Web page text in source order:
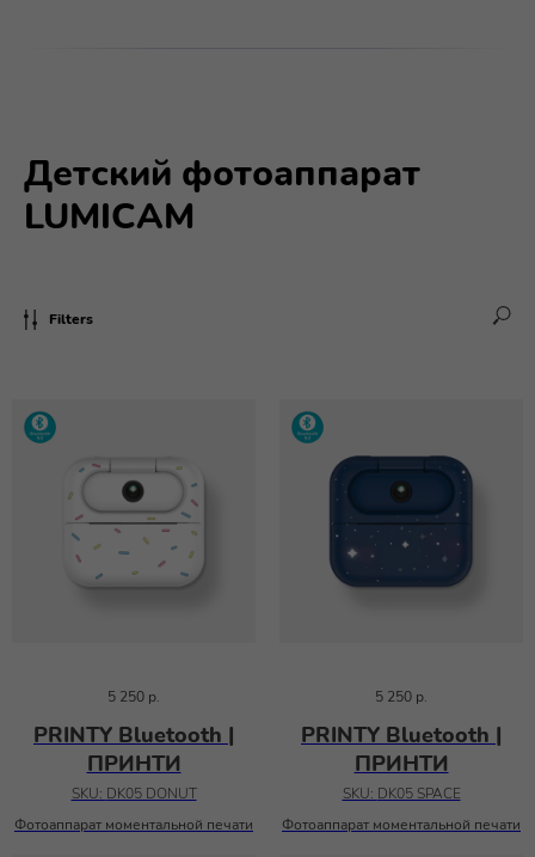
Детский фотоаппарат
LUMICAM
Filters
5 250 р.
PRINTY Bluetooth |
ПРИНТИ
SKU: DK05 DONUT
Фотоаппарат моментальной печати
5 250 р.
PRINTY Bluetooth |
ПРИНТИ
SKU: DK05 SPACE
Фотоаппарат моментальной печати